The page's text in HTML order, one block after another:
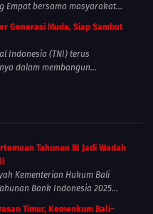
Empat bersama masyarakat...
Generasi Muda, Siap Sambut
Indonesia (TNI) terus
dalam membangun...
Tahunan BI Jadi Wadah
Kementerian Hukum Bali
Bank Indonesia 2025...
Timur, Kemenkum Bali–